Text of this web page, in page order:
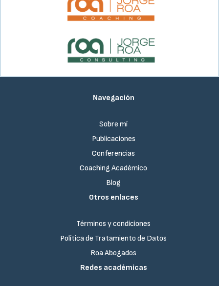
Navegación
Sobre mí
Publicaciones
Conferencias
Coaching Académico
Blog
Otros enlaces
Términos y condiciones
Política de Tratamiento de Datos
Roa Abogados
Redes académicas